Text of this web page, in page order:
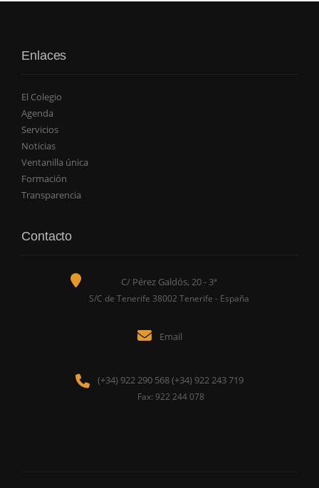
Enlaces
El Colegio
Agenda
Servicios
Noticias
Ventanilla única
Formación
Transparencia
Contacto
C/ Pérez Galdós, 20 - 3ª
S/C de Tenerife 38002 Tenerife - España
Email
(+34) 922 290 568 (+34) 922 243 719
Fax: 922 244 078